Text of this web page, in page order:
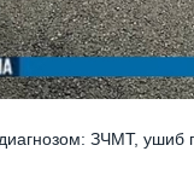
ЗЧМТ,